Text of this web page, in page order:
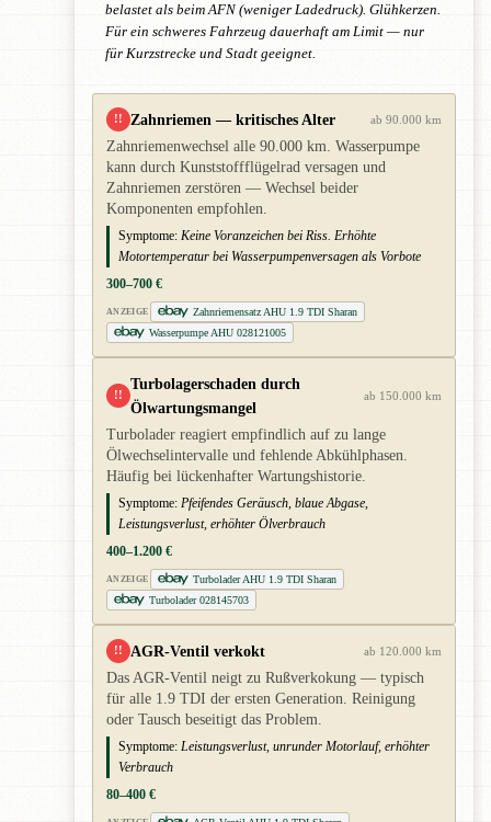
belastet als beim AFN (weniger Ladedruck). Glühkerzen.
Für ein schweres Fahrzeug dauerhaft am Limit — nur
für Kurzstrecke und Stadt geeignet.
!! Zahnriemen — kritisches Alter ab 90.000 km
Zahnriemenwechsel alle 90.000 km. Wasserpumpe
kann durch Kunststoffflügelrad versagen und
Zahnriemen zerstören — Wechsel beider
Komponenten empfohlen.
Symptome: Keine Voranzeichen bei Riss. Erhöhte
Motortemperatur bei Wasserpumpenversagen als Vorbote
300–700 €
ANZEIGE
Zahnriemensatz AHU 1.9 TDI Sharan
Wasserpumpe AHU 028121005
!!
Turbolagerschaden durch
Ölwartungsmangel
ab 150.000 km
Turbolader reagiert empfindlich auf zu lange
Ölwechselintervalle und fehlende Abkühlphasen.
Häufig bei lückenhafter Wartungshistorie.
Symptome: Pfeifendes Geräusch, blaue Abgase,
Leistungsverlust, erhöhter Ölverbrauch
400–1.200 €
ANZEIGE
Turbolader AHU 1.9 TDI Sharan
Turbolader 028145703
!! AGR-Ventil verkokt ab 120.000 km
Das AGR-Ventil neigt zu Rußverkokung — typisch
für alle 1.9 TDI der ersten Generation. Reinigung
oder Tausch beseitigt das Problem.
Symptome: Leistungsverlust, unrunder Motorlauf, erhöhter
Verbrauch
80–400 €